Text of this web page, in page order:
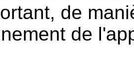
de
de